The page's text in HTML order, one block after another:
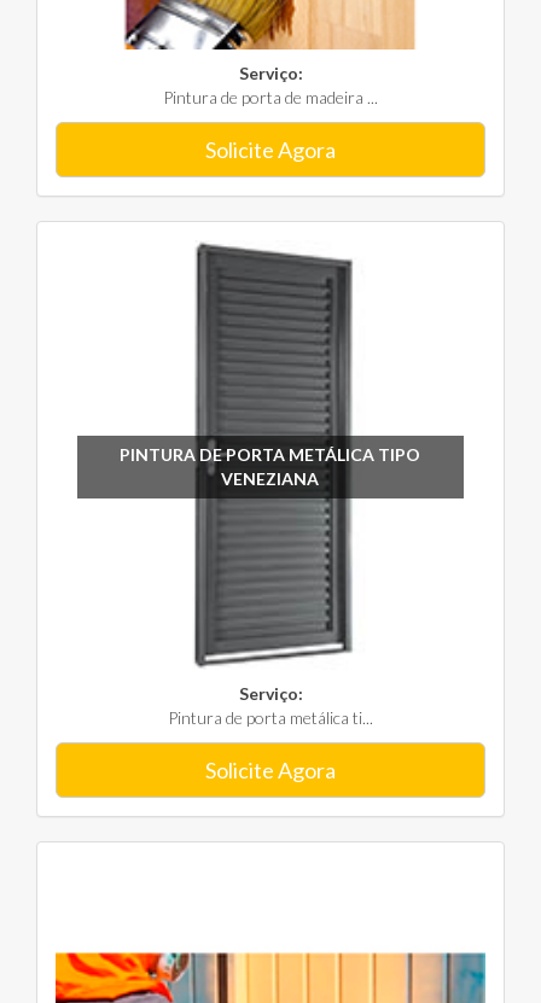
Serviço:
Pintura de porta de madeira ...
Solicite Agora
PINTURA DE PORTA METÁLICA TIPO
VENEZIANA
Serviço:
Pintura de porta metálica ti...
Solicite Agora